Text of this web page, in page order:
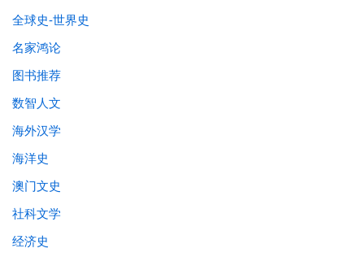
全球史-世界史
名家鸿论
图书推荐
数智人文
海外汉学
海洋史
澳门文史
社科文学
经济史